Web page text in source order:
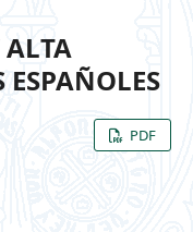
ALTA
PDF